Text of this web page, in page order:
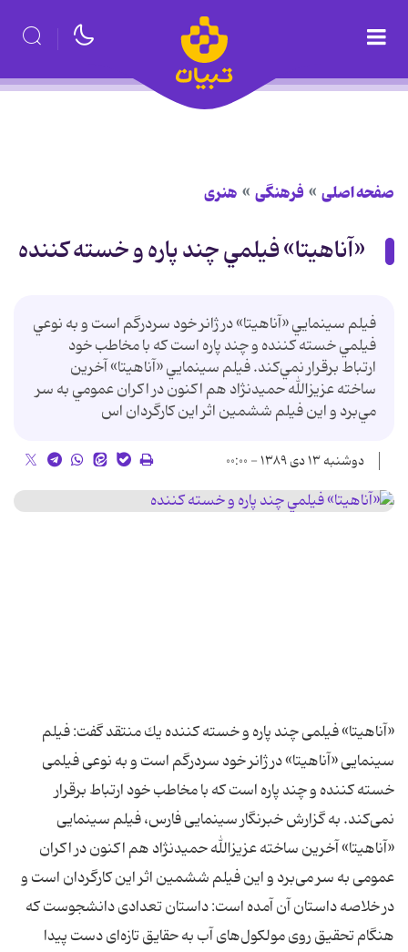
صفحه اصلی فرهنگی هنری
«آناهيتا» فيلمي چند پاره و خسته كننده
فيلم سينمايي «آناهيتا» در ژانر خود سردرگم است و به نوعي
فيلمي خسته كننده و چند پاره است كه با مخاطب خود
ارتباط برقرار نمي‌كند. فيلم سينمايي «آناهيتا» آخرين
ساخته عزيزالله حميدنژاد هم اكنون در اكران عمومي به سر
مي‌برد و اين فيلم ششمين اثر اين كارگردان اس
دوشنبه ۱۳ دی ۱۳۸۹ - ۰۰:۰۰
«آناهیتا» فیلمی چند پاره و خسته كننده یك منتقد گفت: فیلم
سینمایی «آناهیتا» در ژانر خود سردرگم است و به نوعی فیلمی
خسته كننده و چند پاره است كه با مخاطب خود ارتباط برقرار
نمی‌كند. به گزارش خبرنگار سینمایی فارس، فیلم سینمایی
«آناهیتا» آخرین ساخته عزیزالله حمیدنژاد هم اكنون در اكران
عمومی به سر می‌برد و این فیلم ششمین اثر این كارگردان است و
در خلاصه داستان آن آمده است: داستان تعدادی دانشجوست كه
هنگام تحقیق روی مولكول‌های آب به حقایق تازه‌ای دست پیدا